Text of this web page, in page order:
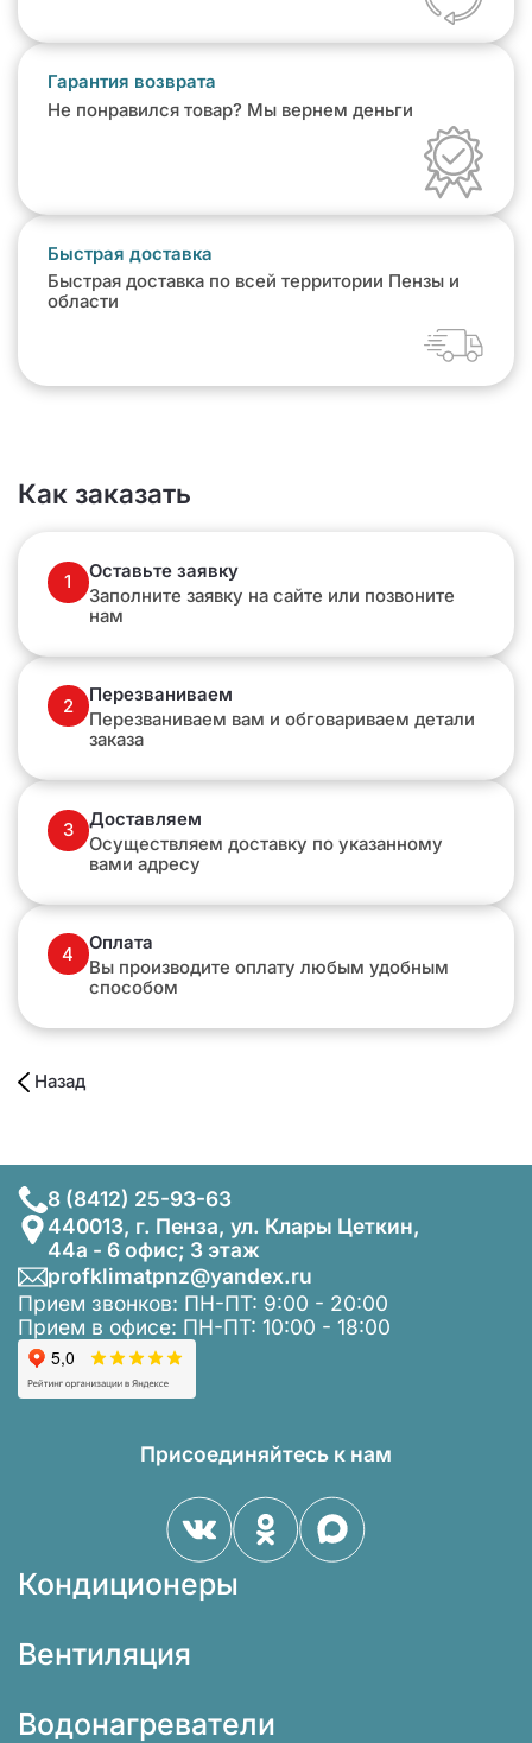
Гарантия возврата
Не понравился товар? Мы вернем деньги
Быстрая доставка
Быстрая доставка по всей территории Пензы и
области
Как заказать
1
Оставьте заявку
Заполните заявку на сайте или позвоните
нам
2
Перезваниваем
Перезваниваем вам и обговариваем детали
заказа
3
Доставляем
Осуществляем доставку по указанному
вами адресу
4
Оплата
Вы производите оплату любым удобным
способом
Назад
8 (8412) 25-93-63
440013, г. Пенза, ул. Клары Цеткин,
44а - 6 офис; 3 этаж
profklimatpnz@yandex.ru
Прием звонков: ПН-ПТ: 9:00 - 20:00
Прием в офисе: ПН-ПТ: 10:00 - 18:00
Присоединяйтесь к нам
Кондиционеры
Вентиляция
Водонагреватели